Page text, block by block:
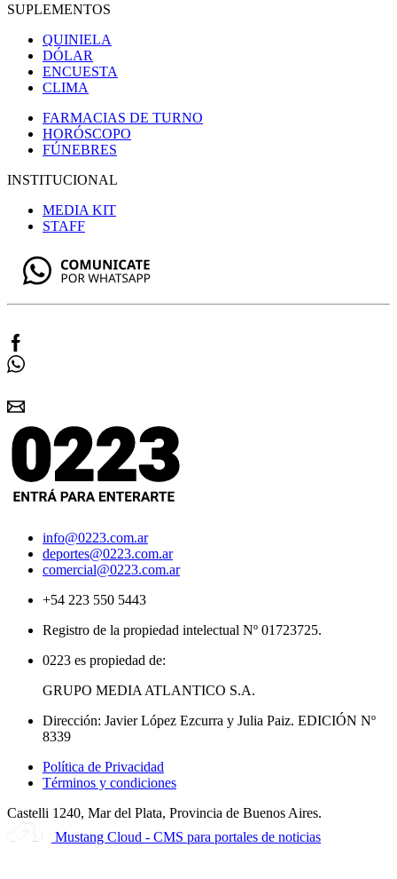
SUPLEMENTOS
QUINIELA
DÓLAR
ENCUESTA
CLIMA
FARMACIAS DE TURNO
HORÓSCOPO
FÚNEBRES
INSTITUCIONAL
MEDIA KIT
STAFF
info@0223.com.ar
deportes@0223.com.ar
comercial@0223.com.ar
+54 223 550 5443
Registro de la propiedad intelectual Nº 01723725.
0223 es propiedad de:
GRUPO MEDIA ATLANTICO S.A.
Dirección: Javier López Ezcurra y Julia Paiz. EDICIÓN Nº
8339
Política de Privacidad
Términos y condiciones
Castelli 1240, Mar del Plata, Provincia de Buenos Aires.
Mustang Cloud - CMS para portales de noticias